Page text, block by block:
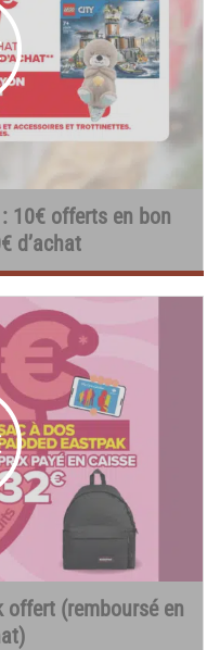
10€ offerts en bon
d’achat
offert (remboursé en